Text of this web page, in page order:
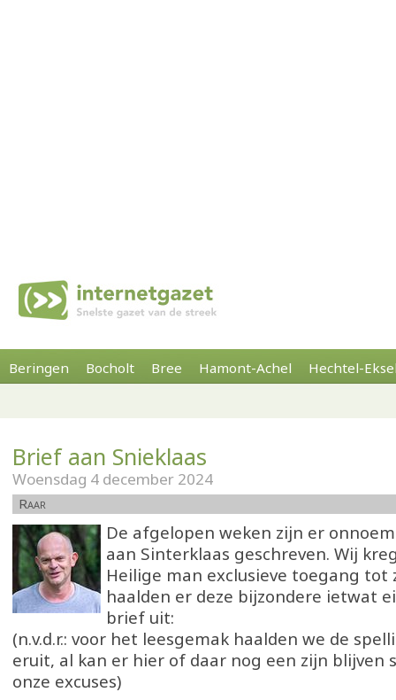
Beringen Bocholt Bree Hamont-Achel Hechtel-
Brief aan Snieklaas
Woensdag 4 december 2024
Raar
De afgelopen weken zijn er
aan Sinterklaas geschreven. Wij
Heilige man exclusieve toegang tot
haalden er deze bijzondere ietwat
brief uit:
(n.v.d.r.: voor het leesgemak haalden we de
eruit, al kan er hier of daar nog een zijn blijven
onze excuses)